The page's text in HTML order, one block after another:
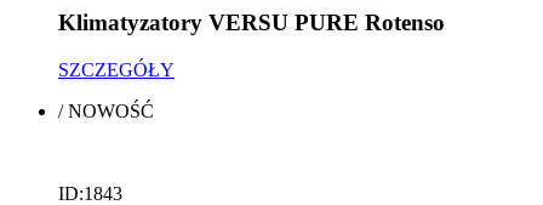
Klimatyzatory VERSU PURE Rotenso
SZCZEGÓŁY
/NOWOŚĆ
ID:1843